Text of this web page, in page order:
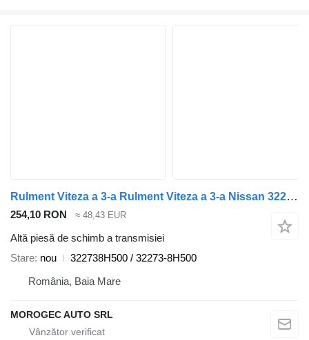
Rulment Viteza a 3-a Rulment Viteza a 3-a Nissan 322738H500 pentru automobil Nissan Qashqai
254,10 RON ≈ 48,43 EUR
Altă piesă de schimb a transmisiei
Stare nou
322738H500 / 32273-8H500
România, Baia Mare
MOROGEC AUTO SRL